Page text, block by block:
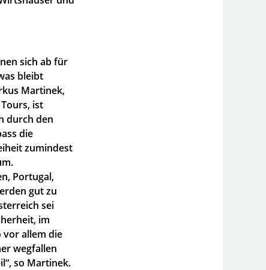
sich ab für
bleibt
Martinek,
ist
durch den
die
zumindest
Portugal,
gut zu
sei
im
vor allem die
wegfallen
so Martinek.